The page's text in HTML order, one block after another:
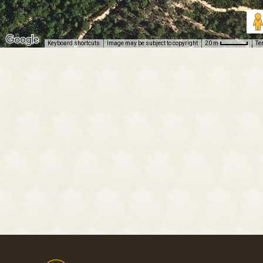
Keyboard shortcuts Image may be subject to copyright 20 m